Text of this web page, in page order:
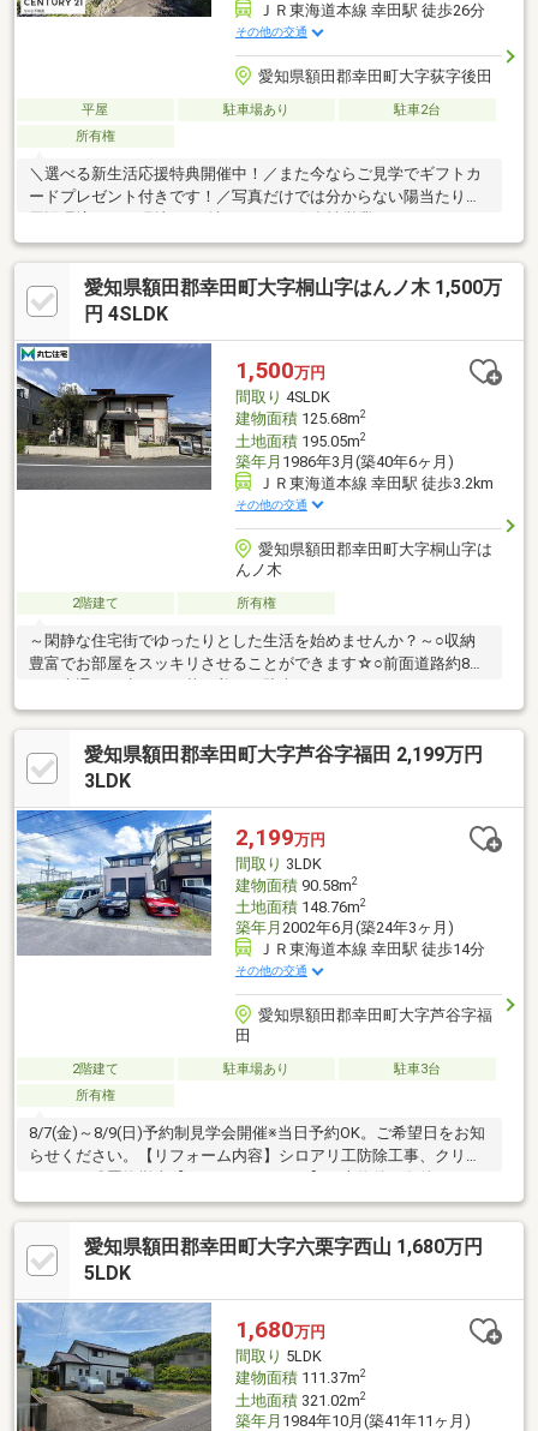
ＪＲ東海道本線 幸田駅 徒歩26分
その他の交通
愛知県額田郡幸田町大字荻字後田
平屋 駐車場あり
駐車2台
所有権
＼選べる新生活応援特典開催中！／また今ならご見学でギフトカ
ードプレゼント付きです！／写真だけでは分からない陽当たりや
ご案内も可能です！お気軽にお申し付けください！【おすすめポ
イント】◆土地面積100坪超◆国道248号線、23号線近くの立地で
す。◆幸田町立図書館など生活便利施設が充実◆静かな住環境で
落ち着いた暮らし【周辺環境】◆荻谷小学校…約1324ｍ◆幸田中
愛知県額田郡幸田町大字桐山字はんノ木 1,500万
円 4SLDK
1,500万円
間取り 4SLDK
建物面積125.68m2
土地面積195.05m2
築年月 1986年3月(築40年6ヶ月)
ＪＲ東海道本線 幸田駅 徒歩3.2km
その他の交通
愛知県額田郡幸田町大字桐山字は
んノ木
2階建て 所有権
～閑静な住宅街でゆったりとした生活を始めませんか？～○収納
豊富でお部屋をスッキリさせることができます☆○前面道路約8
ビング13.75帖！みんなの笑顔あふれる空間になります◎ 【
お問合せは、こちらまで 】 ＼ 0120-07-1644 ／☆お
客様の物件のご希望をお聞かせください！☆資料請求・案内予約
はもちろん、気になったことなど何でもお気軽にお問い合わせく
愛知県額田郡幸田町大字芦谷字福田 2,199万円
3LDK
2,199万円
間取り 3LDK
建物面積90.58m2
土地面積148.76m2
築年月 2002年6月(築24年3ヶ月)
ＪＲ東海道本線 幸田駅 徒歩14分
その他の交通
愛知県額田郡幸田町大字芦谷字福
田
2階建て 駐車場あり
駐車3台
所有権
8/7(金)～8/9(日)予約制見学会開催※当日予約OK。ご希望日をお知
らせください。【リフォーム内容】シロアリ工防除工事、クリー
住宅ローン減税が適用されます。・シロアリ防除工事施工後5年間
保証。・お客様に合わせたローンの組み方や金融機関をご提案。
住宅ローンが初めての方でもお気軽にご相談ください。【周辺施
設】・萩谷小学校まで約870ｍ・幸田中学校まで約1600ｍ・スー
駅前店まで約820ｍ・JR幸田駅まで約87
愛知県額田郡幸田町大字六栗字西山 1,680万円
5LDK
1,680万円
間取り 5LDK
建物面積111.37m2
土地面積321.02m2
築年月 1984年10月(築41年11ヶ月)